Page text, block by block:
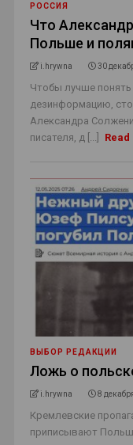
РОССИЯ
Что
Польше и
i.hrywna 30
Чтобы лучше
дезинформацию,
Александра
писателя, д [...]
ВЫБОР РЕДАКЦИИ
Ложь о
i.hrywna 8
Кремлевские
приписывают